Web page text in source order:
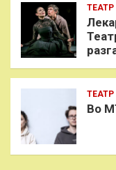
ТЕАТР
ТЕАТР
Во